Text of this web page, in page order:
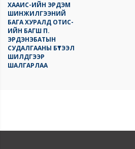
ХААИС-ИЙН ЭРДЭМ
ШИНЖИЛГЭЭНИЙ
БАГА ХУРАЛД ОТИС-
ИЙН БАГШ П.
ЭРДЭНЭБАТЫН
СУДАЛГААНЫ БҮТЭЭЛ
ШИЛДГЭЭР
ШАЛГАРЛАА